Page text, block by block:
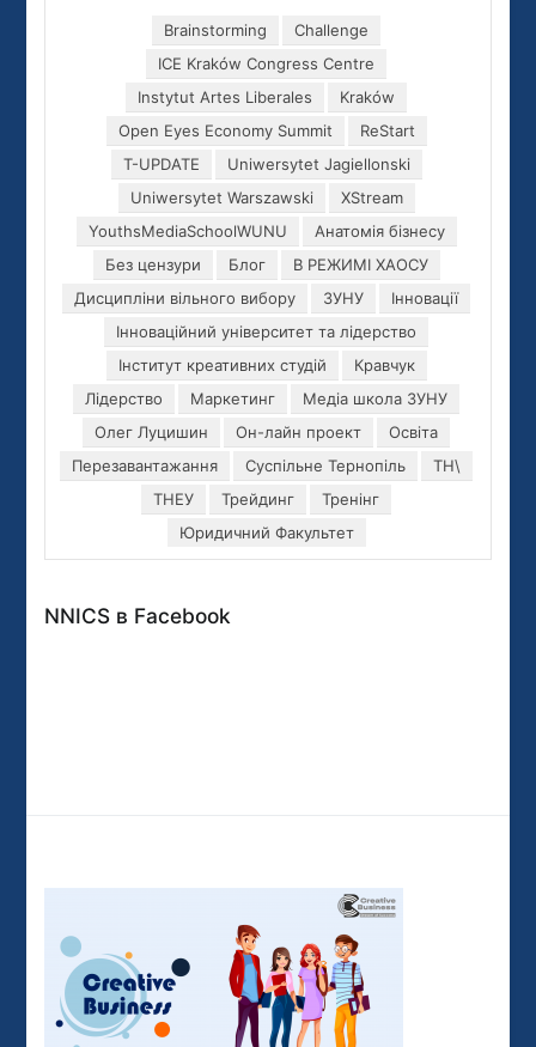
Brainstorming
Challenge
ICE Kraków Congress Centre
Instytut Artes Liberales
Kraków
Open Eyes Economy Summit
ReStart
T-UPDATE
Uniwersytet Jagiellonski
Uniwersytet Warszawski
XStream
YouthsMediaSchoolWUNU
Анатомія бізнесу
Без цензури
Блог
В РЕЖИМІ ХАОСУ
Дисципліни вільного вибору
ЗУНУ
Інновації
Інноваційний університет та лідерство
Інститут креативних студій
Кравчук
Лідерство
Маркетинг
Медіа школа ЗУНУ
Олег Луцишин
Он-лайн проект
Освіта
Перезавантажання
Суспільне Тернопіль
ТН\
ТНЕУ
Трейдинг
Тренінг
Юридичний Факультет
NNICS в Facebook